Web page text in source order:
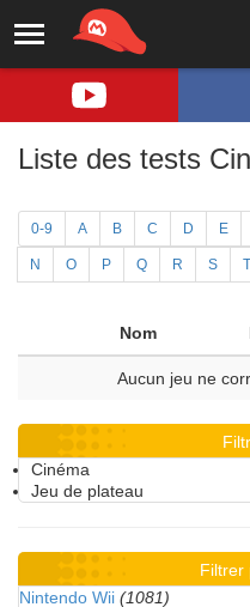
Liste des tests
0-9 A B C D E
N O P Q R S T
Nom
Aucun jeu ne
Cinéma
Jeu de plateau
Filtrer
Nintendo Wii (1081)